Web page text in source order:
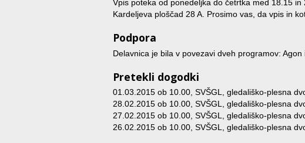
Vpis poteka od ponedeljka do četrtka med 18.15
Kardeljeva ploščad 28 A. Prosimo vas, da vpis in
Podpora
Delavnica je bila v povezavi dveh programov:
Pretekli dogodki
01.03.2015 ob 10.00, SVŠGL, gledališko-plesna
28.02.2015 ob 10.00, SVŠGL, gledališko-plesna
27.02.2015 ob 10.00, SVŠGL, gledališko-plesna
26.02.2015 ob 10.00, SVŠGL, gledališko-plesna